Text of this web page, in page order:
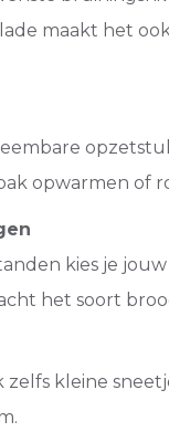
maakt het
opwarmen of
kies je
het soort
kleine